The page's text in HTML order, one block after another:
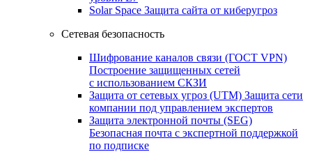
Solar Space Защита сайта от киберугроз
Сетевая безопасность
Шифрование каналов связи (ГОСТ VPN)
Построение защищенных сетей
с использованием СКЗИ
Защита от сетевых угроз (UTM) Защита сети
компании под управлением экспертов
Защита электронной почты (SEG)
Безопасная почта с экспертной поддержкой
по подписке